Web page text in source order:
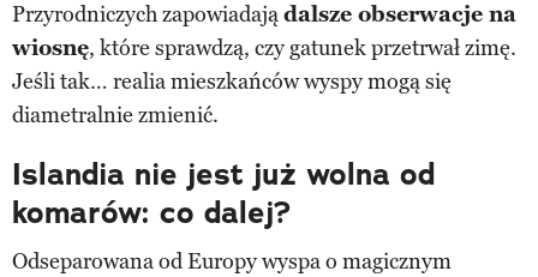
Przyrodniczych zapowiadajądalsze obserwacje na
wiosnę, które sprawdzą, czy gatunek przetrwał zimę.
Jeśli tak… realia mieszkańców wyspy mogą się
diametralnie zmienić.
Islandia nie jest już wolna od
komarów: co dalej?
Odseparowana od Europy wyspa o magicznym